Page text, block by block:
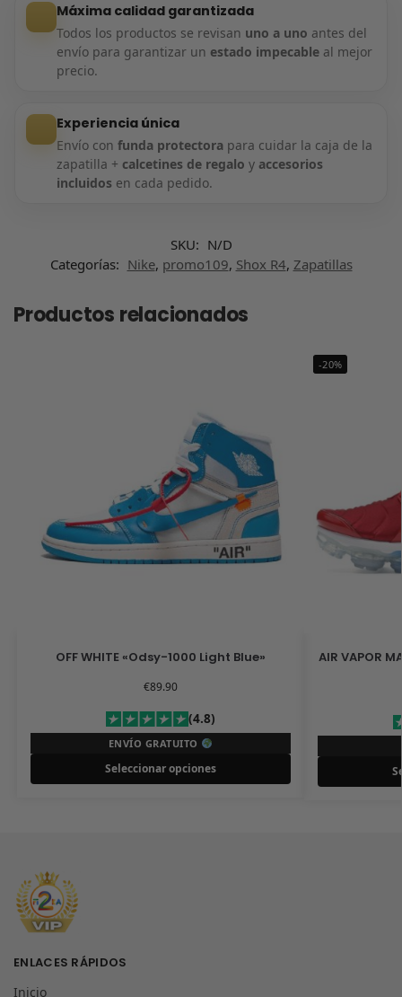
Máxima calidad garantizada
Todos los productos se revisan uno a uno antes del
envío para garantizar un estado impecableal mejor
precio.
Experiencia única
Envío con funda protectorapara cuidar la caja de la
zapatilla + calcetines de regalo y accesorios
incluidos en cada pedido.
SKU: N/D
Categorías: Nike, promo109, Shox R4, Zapatillas
Productos relacionados
OFF WHITE «Odsy-1000 Light Blue»
€89.90
(4.8)
ENVÍO GRATUITO
Seleccionar opciones
-20%
AIR VAPOR
ENLACES RÁPIDOS
Inicio